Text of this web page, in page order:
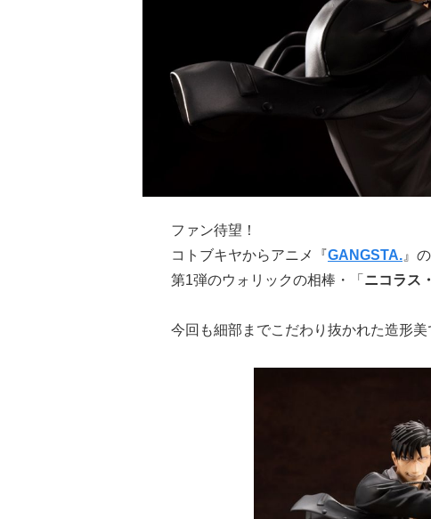
ファン待望！
コトブキヤからアニメ『GANGSTA. 』
第1弾のウォリックの相棒・「 ニコラス
今回も細部までこだわり抜かれた造形美